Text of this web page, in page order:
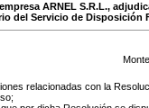
ARNEL S.R.L.,
del Servicio de Disposición
relacionadas con la